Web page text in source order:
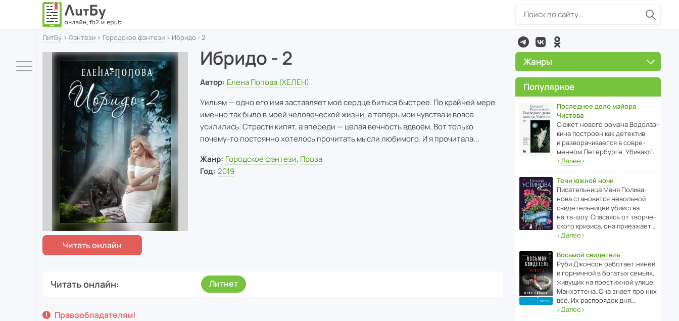
ЛитБу › Фэнтези › Городское фэнтези › Ибридо - 2
Ибридо - 2
Автор: Елена Попова (ХЕЛЕН)
Уильям — одно его имя заставляет моё сердце биться быстрее. По крайней мере
именно так было в моей человеческой жизни, а теперь мои чувства и вовсе
усилились. Страсти кипят, а впереди — целая вечность вдвоём. Вот только
почему-то постоянно хотелось прочитать мысли любимого. И я прочитала...
Жанр: Городское фэнтези, Проза
Год: 2019
Читать онлайн Литнет
Правообладателям!
Жанры
Популярное
Последнее дело майора
Чистова
Сюжет нового романа Водо­ла­з­
кина пост­роен как дете­ктив
и разво­ра­чи­ва­ется в совре­
менном Пете­р­бурге. Убивают…
‹Далее›
Тени южной ночи
Писа­тель­ница Маня Поли­ва­
нова стано­вится невольной
свиде­тель­ницей убийства
на тв-шоу. Спасаясь от твор­че­
с­кого кризиса, она приезжает…
‹Далее›
Восьмой свидетель
Руби Джонсон рабо­тает няней
и горни­чной в богатых семьях,
живущих на прес­ти­жной улице
Манх­эт­тена. Она знает про них
всё. Их распо­рядок дня…
‹Далее›